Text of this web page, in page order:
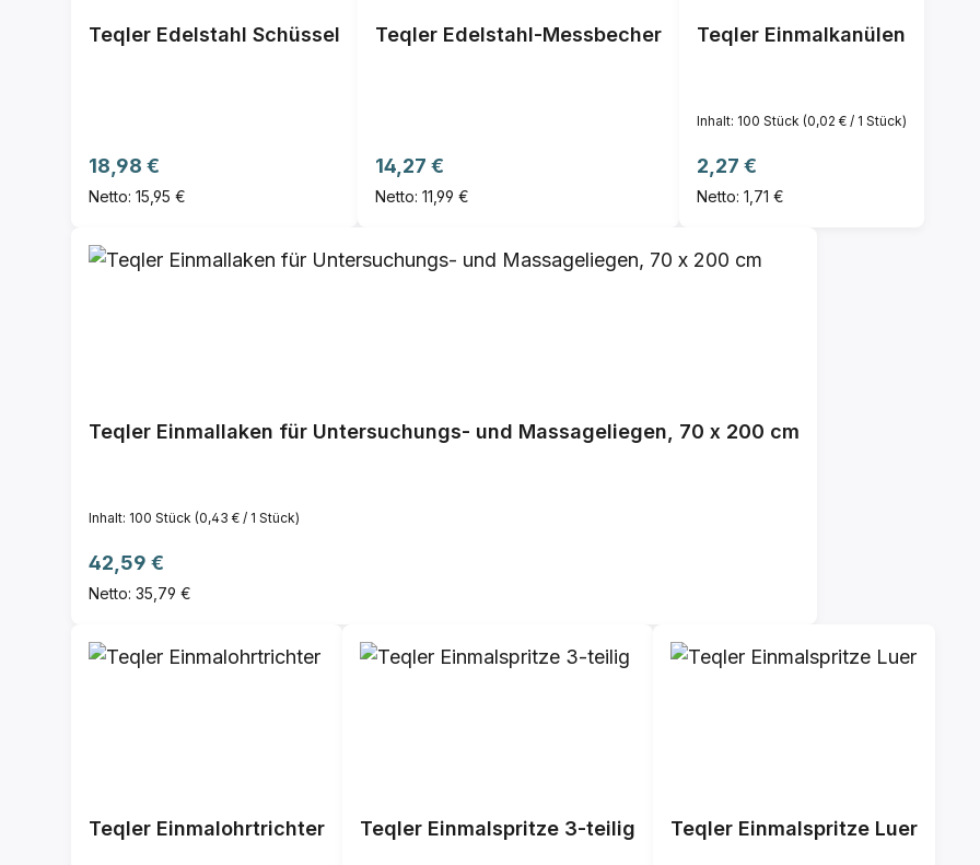
Teqler Edelstahl Schüssel
Regulärer Preis:
18,98 €
Netto: 15,95 €
Teqler Edelstahl-Messbecher
Regulärer Preis:
14,27 €
Netto: 11,99 €
Teqler Einmalkanülen
Inhalt: 100 Stück (0,02 € / 1 Stück)
Regulärer Preis:
2,27 €
Netto: 1,71 €
Teqler Einmallaken für Untersuchungs- und Massageliegen, 70 x 200 cm
Inhalt: 100 Stück (0,43 € / 1 Stück)
Regulärer Preis:
42,59 €
Netto: 35,79 €
Teqler Einmalohrtrichter Teqler Einmalspritze 3-teilig Teqler Einmalspritze Luer